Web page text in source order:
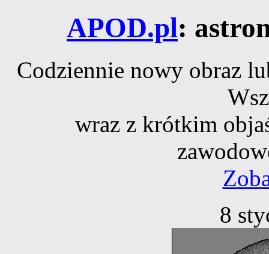
APOD.pl:
Codziennie nowy obraz
wraz z krótkim
8